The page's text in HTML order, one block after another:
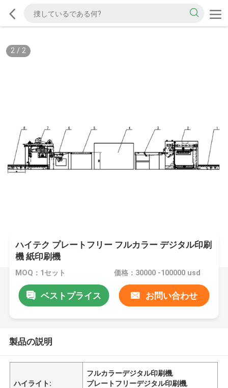
2/ 2
ハイテク プレートフリー フルカラー デジタル印刷
機 紙印刷機
MOQ：1セット 価格：30000 -100000 usd
ベストプライス お問い合わせ
製品の説明
ハイライト:
フルカラーデジタル印刷機,
プレートフリーデジタル印刷機,